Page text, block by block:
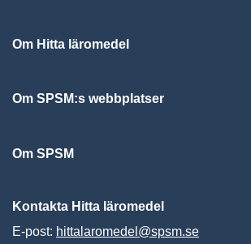
Om Hitta läromedel
Om SPSM:s webbplatser
Om SPSM
Kontakta Hitta läromedel
E-post: hittalaromedel@spsm.se